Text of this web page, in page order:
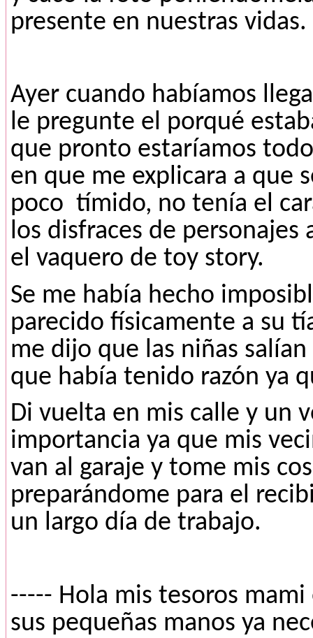
presente en nuestras vidas.
Ayer cuando habíamos
le pregunte el porqué
que pronto estaríamos
en que me explicara a que
poco tímido, no tenía el
los disfraces de
el vaquero de toy story.
Se me había hecho
parecido físicamente a su
me dijo que las niñas
que había tenido razón ya
Di vuelta en mis calle y un
importancia ya que mis
van al garaje y tome mis
preparándome para el
un largo día de trabajo.
----- Hola mis tesoros
sus pequeñas manos ya